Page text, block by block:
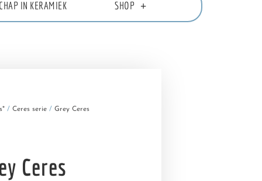
IN KERAMIEK SHOP
/ Ceres serie / Grey Ceres
Ceres